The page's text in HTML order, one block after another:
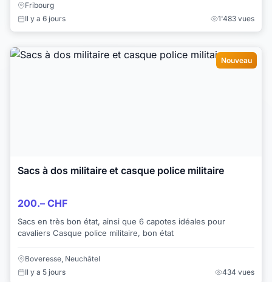
Fribourg
Il y a 6 jours
1'483 vues
Nouveau
Sacs à dos militaire et casque police militaire
200.– CHF
Sacs en très bon état, ainsi que 6 capotes idéales pour
cavaliers Casque police militaire, bon état
Boveresse, Neuchâtel
Il y a 5 jours
434 vues